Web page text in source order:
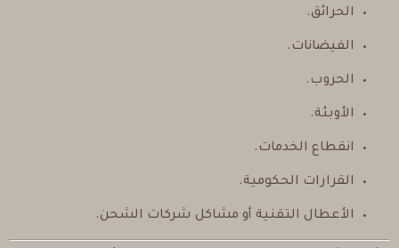
الحرائق.
الفيضانات.
الحروب.
الأوبئة.
انقطاع الخدمات.
القرارات الحكومية.
الأعطال التقنية أو مشاكل شركات الشحن.